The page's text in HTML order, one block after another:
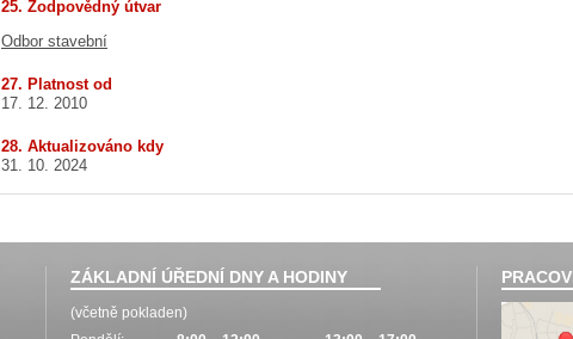
25. Zodpovědný útvar
Odbor stavební
27. Platnost od
17. 12. 2010
28. Aktualizováno kdy
31. 10. 2024
ZÁKLADNÍ ÚŘEDNÍ DNY A HODINY
(včetně pokladen)